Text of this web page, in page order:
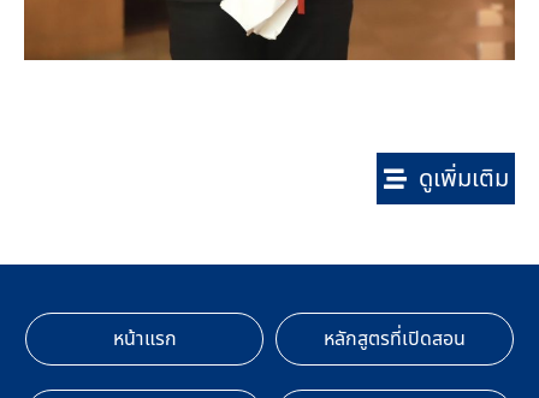
ดูเพิ่มเติม
หน้าแรก หลักสูตรที่เปิดสอน